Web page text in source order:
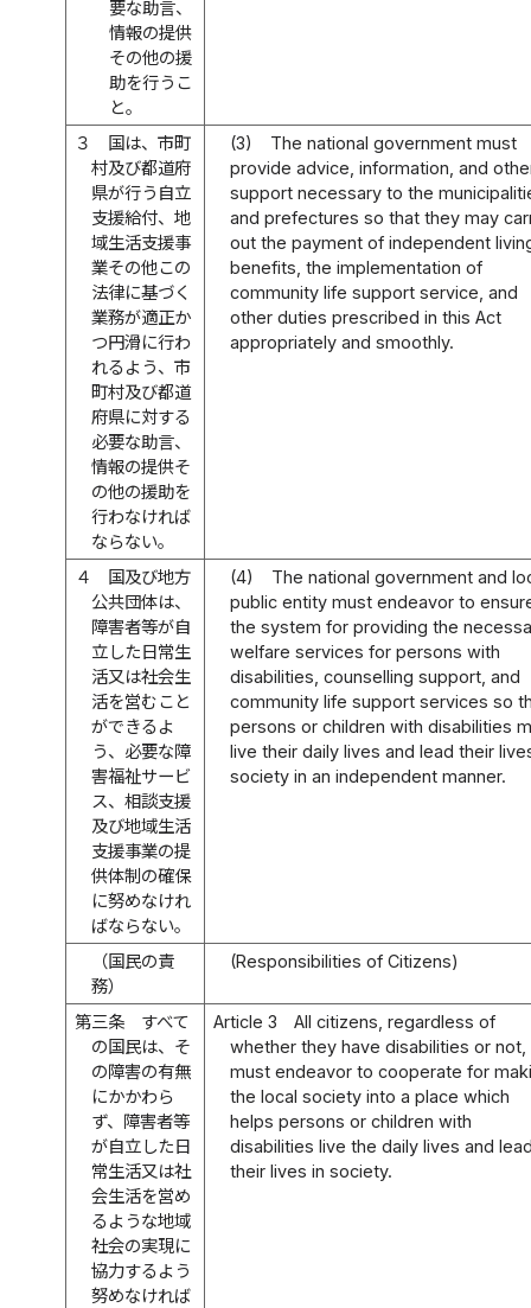
要な助言、
情報の提供
その他の援
助を行うこ
と。
３
国は、市町
村及び都道府
県が行う自立
支援給付、地
域生活支援事
業その他この
法律に基づく
業務が適正か
つ円滑に行わ
れるよう、市
町村及び都道
府県に対する
必要な助言、
情報の提供そ
の他の援助を
行わなければ
ならない。
(3)
The national government must
provide advice, information, and
support necessary to the
and prefectures so that they may
out the payment of independent
benefits, the implementation of
community life support service, and
other duties prescribed in this Act
appropriately and smoothly.
４
国及び地方
公共団体は、
障害者等が自
立した日常生
活又は社会生
活を営むこと
ができるよ
う、必要な障
害福祉サービ
ス、相談支援
及び地域生活
支援事業の提
供体制の確保
に努めなけれ
ばならない。
(4)
The national government and
public entity must endeavor to
the system for providing the
welfare services for persons with
disabilities, counselling support, and
community life support services so
persons or children with disabilities
live their daily lives and lead their
society in an independent manner.
（国民の責
務）
(Responsibilities of Citizens)
第三条
すべて
の国民は、そ
の障害の有無
にかかわら
ず、障害者等
が自立した日
常生活又は社
会生活を営め
るような地域
社会の実現に
協力するよう
努めなければ
Article 3
All citizens, regardless of
whether they have disabilities or not,
must endeavor to cooperate for
the local society into a place which
helps persons or children with
disabilities live the daily lives and
their lives in society.